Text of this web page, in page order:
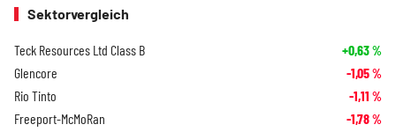
Sektorvergleich
Teck Resources Ltd Class B +0,63%
Glencore -1,05%
Rio Tinto -1,11 %
Freeport-McMoRan -1,78%